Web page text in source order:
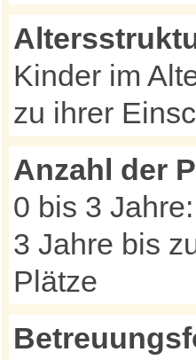
Kinder im
zu ihrer
Anzahl der
0 bis 3
3 Jahre bis
Plätze